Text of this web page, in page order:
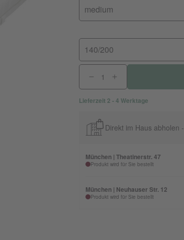
medium
140/200
Lieferzeit 2 - 4 Werktage
Direkt im Haus abholen -
München | Theatinerstr. 47
Produkt wird für Sie bestellt
München | Neuhauser Str. 12
Produkt wird für Sie bestellt